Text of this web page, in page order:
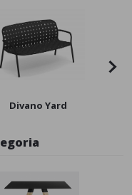
Divano Yard